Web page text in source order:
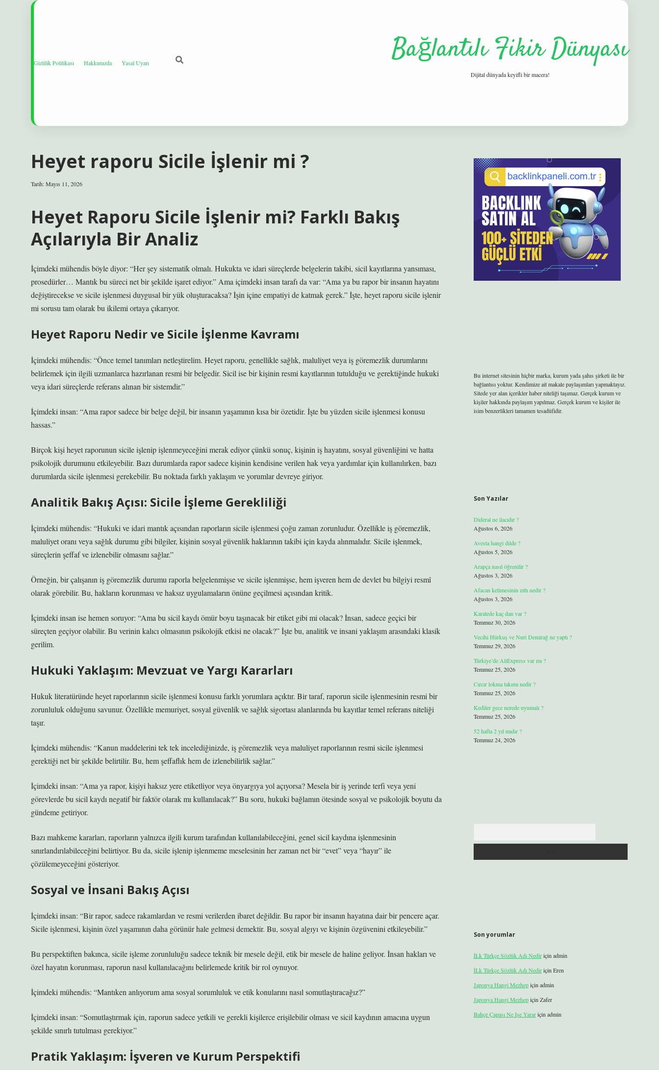
Gizlilik Politikası Hakkımızda Yasal Uyarı Bağlantılı Fikir Dünyası
Dijital dünyada keyifli bir macera!
Heyet raporu Sicile İşlenir mi ?
Tarih: Mayıs 11, 2026
Heyet Raporu Sicile İşlenir mi? Farklı Bakış
Açılarıyla Bir Analiz
İçimdeki mühendis böyle diyor: “Her şey sistematik olmalı. Hukukta ve idari süreçlerde belgelerin takibi, sicil kayıtlarına yansıması,
prosedürler… Mantık bu süreci net bir şekilde işaret ediyor.” Ama içimdeki insan tarafı da var: “Ama ya bu rapor bir insanın hayatını
değiştirecekse ve sicile işlenmesi duygusal bir yük oluşturacaksa? İşin içine empatiyi de katmak gerek.” İşte, heyet raporu sicile işlenir
mi sorusu tam olarak bu ikilemi ortaya çıkarıyor.
Heyet Raporu Nedir ve Sicile İşlenme Kavramı
İçimdeki mühendis: “Önce temel tanımları netleştirelim. Heyet raporu, genellikle sağlık, maluliyet veya iş göremezlik durumlarını
belirlemek için ilgili uzmanlarca hazırlanan resmi bir belgedir. Sicil ise bir kişinin resmi kayıtlarının tutulduğu ve gerektiğinde hukuki
veya idari süreçlerde referans alınan bir sistemdir.”
İçimdeki insan: “Ama rapor sadece bir belge değil, bir insanın yaşamının kısa bir özetidir. İşte bu yüzden sicile işlenmesi konusu
hassas.”
Birçok kişi heyet raporunun sicile işlenip işlenmeyeceğini merak ediyor çünkü sonuç, kişinin iş hayatını, sosyal güvenliğini ve hatta
psikolojik durumunu etkileyebilir. Bazı durumlarda rapor sadece kişinin kendisine verilen hak veya yardımlar için kullanılırken, bazı
durumlarda sicile işlenmesi gerekebilir. Bu noktada farklı yaklaşım ve yorumlar devreye giriyor.
Analitik Bakış Açısı: Sicile İşleme Gerekliliği
İçimdeki mühendis: “Hukuki ve idari mantık açısından raporların sicile işlenmesi çoğu zaman zorunludur. Özellikle iş göremezlik,
maluliyet oranı veya sağlık durumu gibi bilgiler, kişinin sosyal güvenlik haklarının takibi için kayda alınmalıdır. Sicile işlenmek,
süreçlerin şeffaf ve izlenebilir olmasını sağlar.”
Örneğin, bir çalışanın iş göremezlik durumu raporla belgelenmişse ve sicile işlenmişse, hem işveren hem de devlet bu bilgiyi resmî
olarak görebilir. Bu, hakların korunması ve haksız uygulamaların önüne geçilmesi açısından kritik.
İçimdeki insan ise hemen soruyor: “Ama bu sicil kaydı ömür boyu taşınacak bir etiket gibi mi olacak? İnsan, sadece geçici bir
süreçten geçiyor olabilir. Bu verinin kalıcı olmasının psikolojik etkisi ne olacak?” İşte bu, analitik ve insani yaklaşım arasındaki klasik
gerilim.
Hukuki Yaklaşım: Mevzuat ve Yargı Kararları
Hukuk literatüründe heyet raporlarının sicile işlenmesi konusu farklı yorumlara açıktır. Bir taraf, raporun sicile işlenmesinin resmi bir
zorunluluk olduğunu savunur. Özellikle memuriyet, sosyal güvenlik ve sağlık sigortası alanlarında bu kayıtlar temel referans niteliği
taşır.
İçimdeki mühendis: “Kanun maddelerini tek tek incelediğinizde, iş göremezlik veya maluliyet raporlarının resmi sicile işlenmesi
gerektiği net bir şekilde belirtilir. Bu, hem şeffaflık hem de izlenebilirlik sağlar.”
İçimdeki insan: “Ama ya rapor, kişiyi haksız yere etiketliyor veya önyargıya yol açıyorsa? Mesela bir iş yerinde terfi veya yeni
görevlerde bu sicil kaydı negatif bir faktör olarak mı kullanılacak?” Bu soru, hukuki bağlamın ötesinde sosyal ve psikolojik boyutu da
gündeme getiriyor.
Bazı mahkeme kararları, raporların yalnızca ilgili kurum tarafından kullanılabileceğini, genel sicil kaydına işlenmesinin
sınırlandırılabileceğini belirtiyor. Bu da, sicile işlenip işlenmeme meselesinin her zaman net bir “evet” veya “hayır” ile
çözülemeyeceğini gösteriyor.
Sosyal ve İnsani Bakış Açısı
İçimdeki insan: “Bir rapor, sadece rakamlardan ve resmi verilerden ibaret değildir. Bu rapor bir insanın hayatına dair bir pencere açar.
Sicile işlenmesi, kişinin özel yaşamının daha görünür hale gelmesi demektir. Bu, sosyal algıyı ve kişinin özgüvenini etkileyebilir.”
Bu perspektiften bakınca, sicile işleme zorunluluğu sadece teknik bir mesele değil, etik bir mesele de haline geliyor. İnsan hakları ve
özel hayatın korunması, raporun nasıl kullanılacağını belirlemede kritik bir rol oynuyor.
İçimdeki mühendis: “Mantıken anlıyorum ama sosyal sorumluluk ve etik konularını nasıl somutlaştıracağız?”
İçimdeki insan: “Somutlaştırmak için, raporun sadece yetkili ve gerekli kişilerce erişilebilir olması ve sicil kaydının amacına uygun
şekilde sınırlı tutulması gerekiyor.”
Pratik Yaklaşım: İşveren ve Kurum Perspektifi
Bu internet sitesinin hiçbir marka, kurum yada şahıs şirketi ile bir
bağlantısı yoktur. Kendimize ait makale paylaşımları yapmaktayız.
Sitede yer alan içerikler haber niteliği taşımaz. Gerçek kurum ve
kişiler hakkında paylaşım yapılmaz. Gerçek kurum ve kişiler ile
isim benzerlikleri tamamen tesadüfidir.
Son Yazılar
Dideral ne ilacıdır ?
Ağustos 6, 2026
Avesta hangi dilde ?
Ağustos 5, 2026
Arapça nasıl öğrenilir ?
Ağustos 3, 2026
Afacan kelimesinin zıttı nedir ?
Ağustos 3, 2026
Karatede kaç dan var ?
Temmuz 30, 2026
Vecihi Hürkuş ve Nuri Demirağ ne yaptı ?
Temmuz 29, 2026
Türkiye’de AliExpress var mı ?
Temmuz 25, 2026
Cırcır lokma takımı nedir ?
Temmuz 25, 2026
Kediler gece nerede uyumalı ?
Temmuz 25, 2026
52 hafta 2 yıl mıdır ?
Temmuz 24, 2026
Son yorumlar
İLk Türkçe Sözlük Adı Nediriçin admin
İLk Türkçe Sözlük Adı Nediriçin Eren
Japonya Hangi Mezhepiçin admin
Japonya Hangi Mezhepiçin Zafer
Bahçe Çapası Ne Işe Yarariçin admin